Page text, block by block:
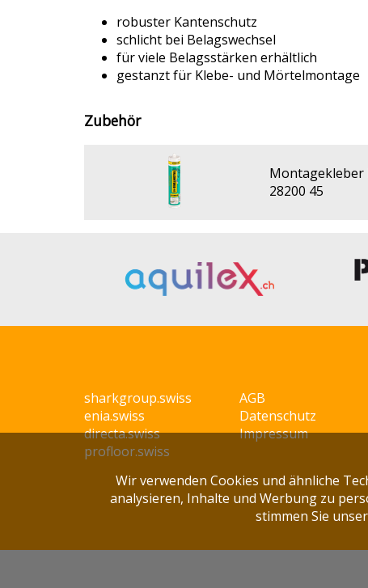
robuster Kantenschutz
schlicht bei Belagswechsel
für viele Belagsstärken erhältlich
gestanzt für Klebe- und Mörtelmontage
Zubehör
Montagekleber
28200 45
sharkgroup.swiss
enia.swiss
directa.swiss
profloor.swiss
AGB
Datenschutz
Impressum
Wir verwenden Cookies und ähnliche
analysieren, Inhalte und Werbung zu
stimmen Sie